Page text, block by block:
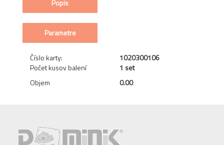
Popis
Parametre
Číslo karty:
1020300106
Počet kusov balení
1 set
Objem
0.00